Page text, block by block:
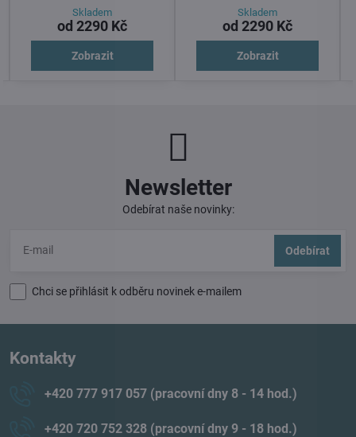
Skladem
od 2290 Kč
Zobrazit
Skladem
od 2290 Kč
Zobrazit
Newsletter
Odebírat naše novinky:
Odebírat
Chci se přihlásit k odběru novinek e-mailem
Kontakty
+420 777 917 057 (pracovní dny 8 - 14 hod​.)
+420 720 752 328 (pracovní dny 9 - 18 hod​.)